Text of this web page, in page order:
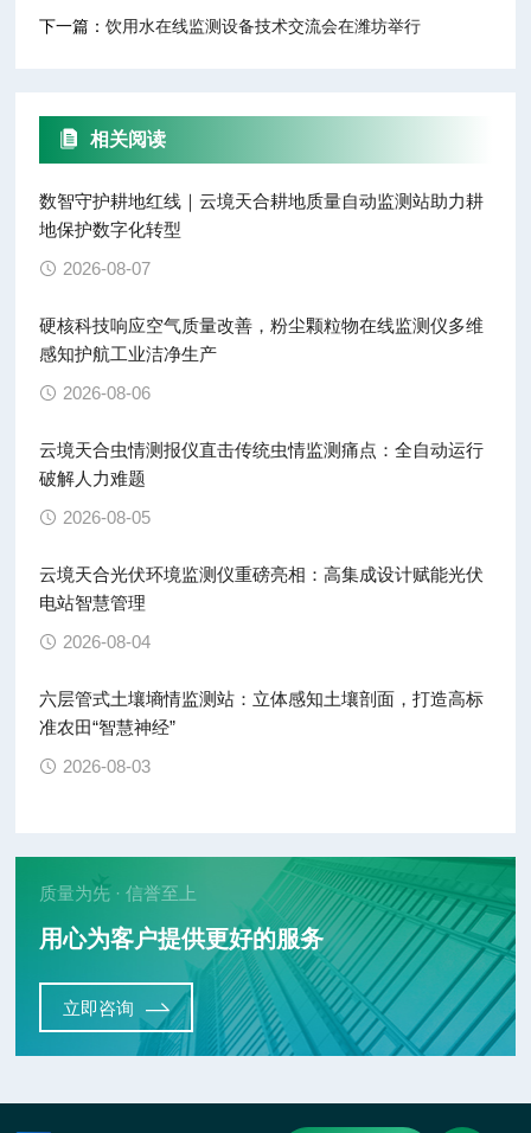
下一篇：饮用水在线监测设备技术交流会在潍坊举行
相关阅读
数智守护耕地红线｜云境天合耕地质量自动监测站助力耕
地保护数字化转型
2026-08-07
硬核科技响应空气质量改善，粉尘颗粒物在线监测仪多维
感知护航工业洁净生产
2026-08-06
云境天合虫情测报仪直击传统虫情监测痛点：全自动运行
破解人力难题
2026-08-05
云境天合光伏环境监测仪重磅亮相：高集成设计赋能光伏
电站智慧管理
2026-08-04
六层管式土壤墒情监测站：立体感知土壤剖面，打造高标
准农田“智慧神经”
2026-08-03
质量为先 · 信誉至上
用心为客户提供更好的服务
立即咨询